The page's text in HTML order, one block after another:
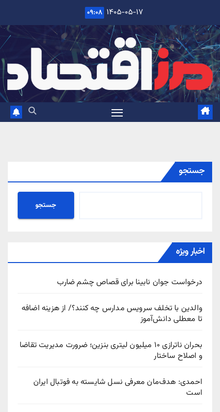
content
۱۴۰۵-۰۵-۱۷ ۰۹:۰۸
جستجو
جستجو
اخبار ویژه
درخواست جوان نابینا برای قصاص چشم ضارب
والدین با تخلف سرویس مدارس چه کنند؟/ از هزینه اضافه
تا معطلی دانش‌آموز
بحران ناترازی ۱۰ میلیون لیتری بنزین؛ ضرورت مدیریت تقاضا
و اصلاح ساختار
احمدی: هدف‌مان معرفی نسل شایسته به فوتبال ایران
است